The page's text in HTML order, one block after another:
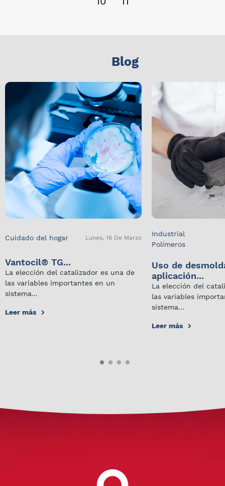
Blog
Cuidado del hogar Lunes, 16 De Marzo
Vantocil® TG...
La elección del catalizador es una de
las variables importantes en un
sistema...
Leer más
Industrial
Polímeros
Uso de
aplicación...
La elección del
las variables
sistema...
Leer más